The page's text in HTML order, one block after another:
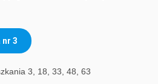
nr 3
3, 18, 33, 48, 63